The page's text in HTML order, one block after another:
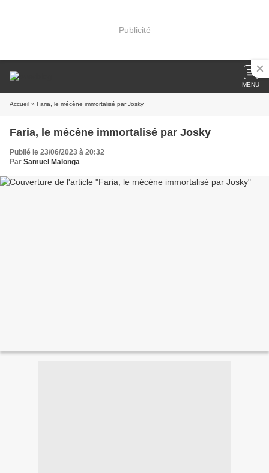
Publicité
MENU
Accueil » Faria, le mécène immortalisé par Josky
Faria, le mécène immortalisé par Josky
Publié le 23/06/2023 à 20:32
Par Samuel Malonga